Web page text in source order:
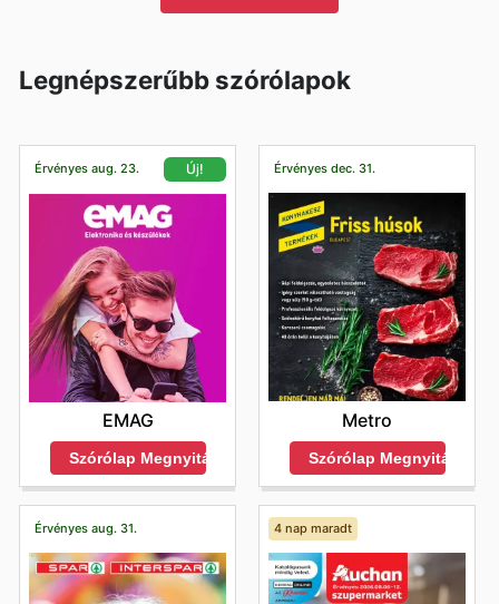
Legnépszerűbb szórólapok
Érvényes aug. 23. Új!
EMAG
Szórólap Megnyitása
Érvényes dec. 31.
Metro
Szórólap Megnyitása
Érvényes aug. 31. 4 nap maradt